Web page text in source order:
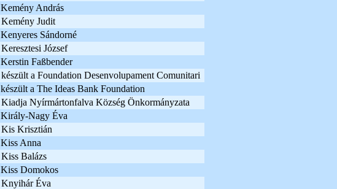
Kemény András
Kemény Judit
Kenyeres Sándorné
Keresztesi József
Kerstin Faßbender
készült a Foundation Desenvolupament Comunitari
készült a The Ideas Bank Foundation
Kiadja Nyírmártonfalva Község Önkormányzata
Király-Nagy Éva
Kis Krisztián
Kiss Anna
Kiss Balázs
Kiss Domokos
Knyihár Éva